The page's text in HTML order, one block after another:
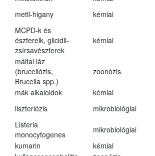
metil-higany
kémiai
MCPD-k és
észtereik, glicidil-
zsírsavészterek
kémiai
máltai láz
(brucellózis,
Brucella spp.)
zoonózis
mák alkaloidok kémiai
liszteriózis
mikrobiológiai
Listeria
monocytogenes
mikrobiológiai
kumarin
kémiai